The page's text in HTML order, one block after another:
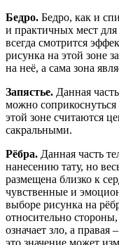
Бедро. Бедро, как и
и практичных мест
всегда смотрится
рисунка на этой зоне
на неё, а сама зона
Запястье. Данная
можно
этой зоне считаются
сакральными.
Рёбра. Данная часть
нанесению тату, но
размещена близко к
чувственные и
выборе рисунка на
относительно
означает зло, а правая
это значение может